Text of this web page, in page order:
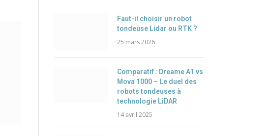
Faut-il choisir un robot
tondeuse Lidar ou RTK ?
25 mars 2026
Comparatif : Dreame A1 vs
Mova 1000 – Le duel des
robots tondeuses à
technologie LiDAR
14 avril 2025